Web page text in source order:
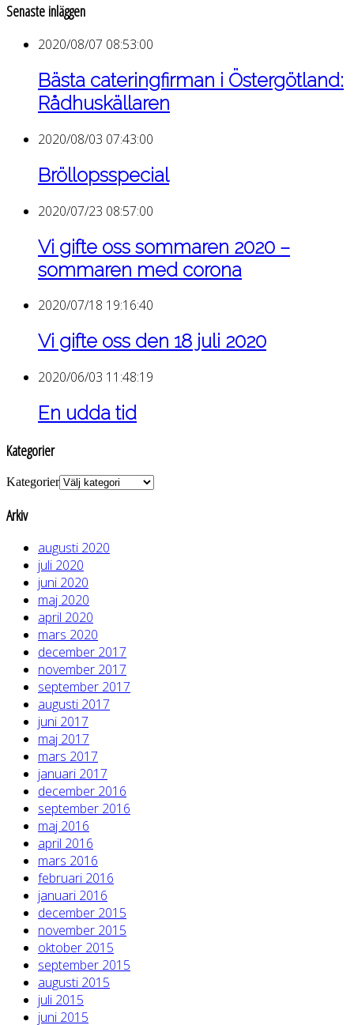
Senaste inläggen
2020/08/07 08:53:00
Bästa cateringfirman i Östergötland:
Rådhuskällaren
2020/08/03 07:43:00
Bröllopsspecial
2020/07/23 08:57:00
Vi gifte oss sommaren 2020 –
sommaren med corona
2020/07/18 19:16:40
Vi gifte oss den 18 juli 2020
2020/06/03 11:48:19
En udda tid
Kategorier
Kategorier
Arkiv
augusti 2020
juli 2020
juni 2020
maj 2020
april 2020
mars 2020
december 2017
november 2017
september 2017
augusti 2017
juni 2017
maj 2017
mars 2017
januari 2017
december 2016
september 2016
maj 2016
april 2016
mars 2016
februari 2016
januari 2016
december 2015
november 2015
oktober 2015
september 2015
augusti 2015
juli 2015
juni 2015